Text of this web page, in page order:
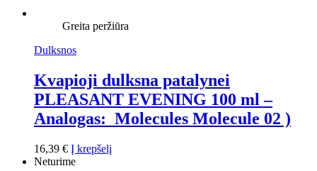
Greita peržiūra
Dulksnos
Kvapioji dulksna patalynei
PLEASANT EVENING 100 ml –
Analogas: Molecules Molecule 02 )
16,39 € Į krepšelį
Neturime